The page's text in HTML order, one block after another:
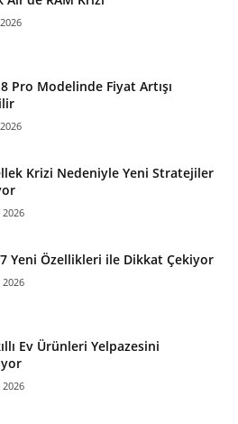
Pro Modelinde Fiyat Artışı
Krizi Nedeniyle Yeni Stratejiler
Yeni Özellikleri ile Dikkat Çekiyor
Ev Ürünleri Yelpazesini